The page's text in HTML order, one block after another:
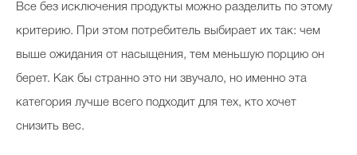
Все без исключения продукты можно разделить по этому
критерию. При этом потребитель выбирает их так: чем
выше ожидания от насыщения, тем меньшую порцию он
берет. Как бы странно это ни звучало, но именно эта
категория лучше всего подходит для тех, кто хочет
снизить вес.